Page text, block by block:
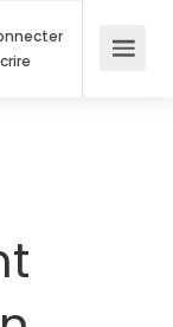
Se connecter
S'inscrire